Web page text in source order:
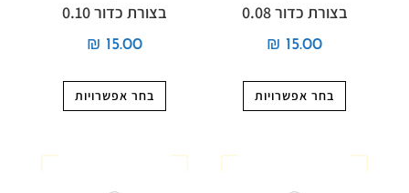
בצורת כדור 0.08
₪ 15.00
בחר אפשרויות
בצורת כדור 0.10
₪ 15.00
בחר אפשרויות